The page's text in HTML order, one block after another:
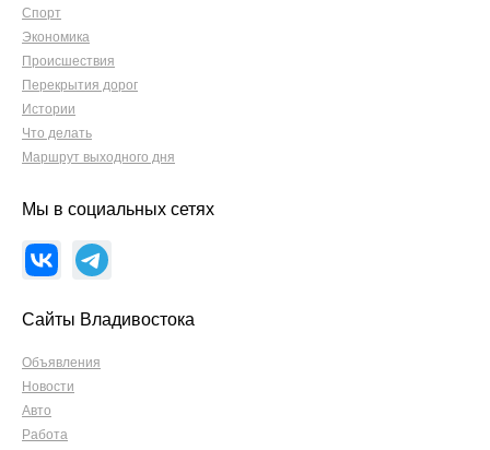
Спорт
Экономика
Происшествия
Перекрытия дорог
Истории
Что делать
Маршрут выходного дня
Мы в социальных сетях
Сайты Владивостока
Объявления
Новости
Авто
Работа